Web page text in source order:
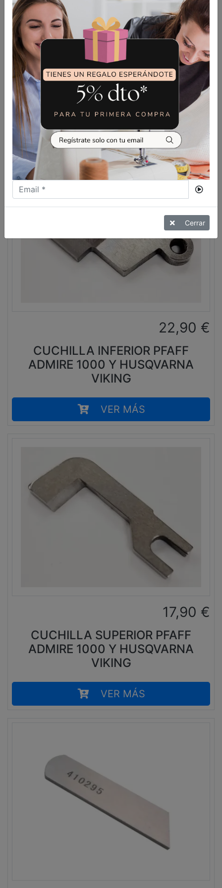
13,00 €
CUCHILLA SUPERIOR OVERLOCK
SIRUBA (KR23)
22,90 €
CUCHILLA INFERIOR PFAFF
ADMIRE 1000 Y HUSQVARNA
VIKING
VER MÁS
17,90 €
CUCHILLA SUPERIOR PFAFF
ADMIRE 1000 Y HUSQVARNA
VIKING
VER MÁS
Cerrar